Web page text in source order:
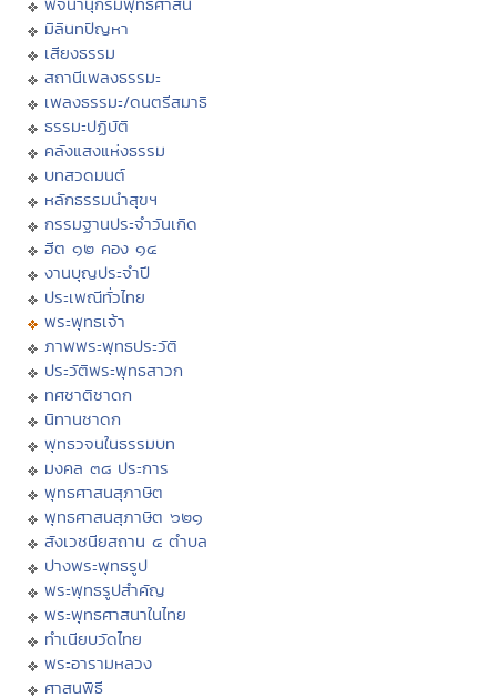
มิลินทปัญหา
เสียงธรรม
สถานีเพลงธรรมะ
เพลงธรรมะ/ดนตรีสมาธิ
ธรรมะปฏิบัติ
คลังแสงแห่งธรรม
บทสวดมนต์
หลักธรรมนำสุขฯ
กรรมฐานประจำวันเกิด
ฮีต ๑๒ คอง ๑๔
งานบุญประจำปี
ประเพณีทั่วไทย
พระพุทธเจ้า
ภาพพระพุทธประวัติ
ประวัติพระพุทธสาวก
ทศชาติชาดก
นิทานชาดก
พุทธวจนในธรรมบท
มงคล ๓๘ ประการ
พุทธศาสนสุภาษิต
พุทธศาสนสุภาษิต ๖๒๑
สังเวชนียสถาน ๔ ตำบล
ปางพระพุทธรูป
พระพุทธรูปสำคัญ
พระพุทธศาสนาในไทย
ทำเนียบวัดไทย
พระอารามหลวง
ศาสนพิธี